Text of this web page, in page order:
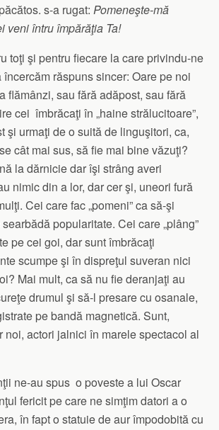
s-a rugat: Pomeneşte-mă
veni întru împărăţia Ta!
toţi şi pentru fiecare la care privindu-ne
răspuns sincer: Oare pe noi
flămânzi, sau fără adăpost, sau fără
cei îmbrăcaţi în „haine strălucitoare”,
şi urmaţi de o suită de linguşitori, ca,
cât mai sus, să fie mai bine văzuţi?
la dărnicie dar îşi strâng averi
nimic din a lor, dar cer şi, uneori fură
Cei care fac „pomeni” ca să-şi
popularitate. Cei care „plâng”
pe cei goi, dar sunt îmbrăcaţi
scumpe şi în dispreţul suveran nici
Mai mult, ca să nu fie deranjaţi au
drumul şi să-l presare cu osanale,
pe bandă magnetică. Sunt,
noi, actori jalnici în marele spectacol al
ne-au spus o poveste a lui Oscar
fericit pe care ne simţim datori a o
în fapt o statuie de aur împodobită cu